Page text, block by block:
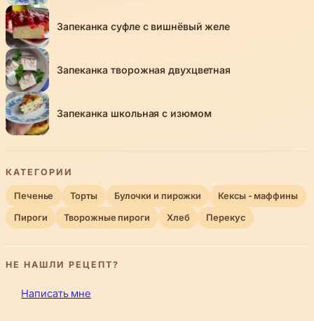
Запеканка суфле с вишнёвый желе
Запеканка творожная двухцветная
Запеканка школьная с изюмом
КАТЕГОРИИ
Печенье Торты Булочки и пирожки Кексы - маффины
Пироги Творожные пироги Хлеб Перекус
НЕ НАШЛИ РЕЦЕПТ?
Написать мне